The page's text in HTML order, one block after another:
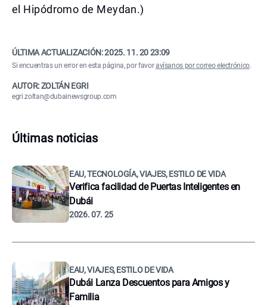
el Hipódromo de Meydan.)
ÚLTIMA ACTUALIZACIÓN:2025. 11. 20 23:09
Si encuentras un error en esta página, por favoravísanos por correo electrónico.
AUTOR: ZOLTÁN EGRI
egri.zoltan@dubainewsgroup.com
Últimas noticias
EAU, TECNOLOGÍA, VIAJES, ESTILO DE VIDA
Verifica facilidad de Puertas Inteligentes en
Dubái
2026. 07. 25
EAU, VIAJES, ESTILO DE VIDA
Dubái Lanza Descuentos para Amigos y
Familia